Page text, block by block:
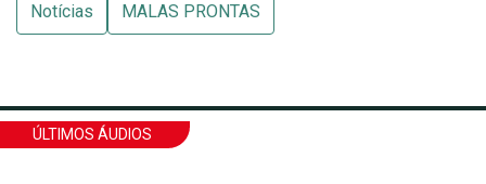
Notícias MALAS PRONTAS
ÚLTIMOS ÁUDIOS